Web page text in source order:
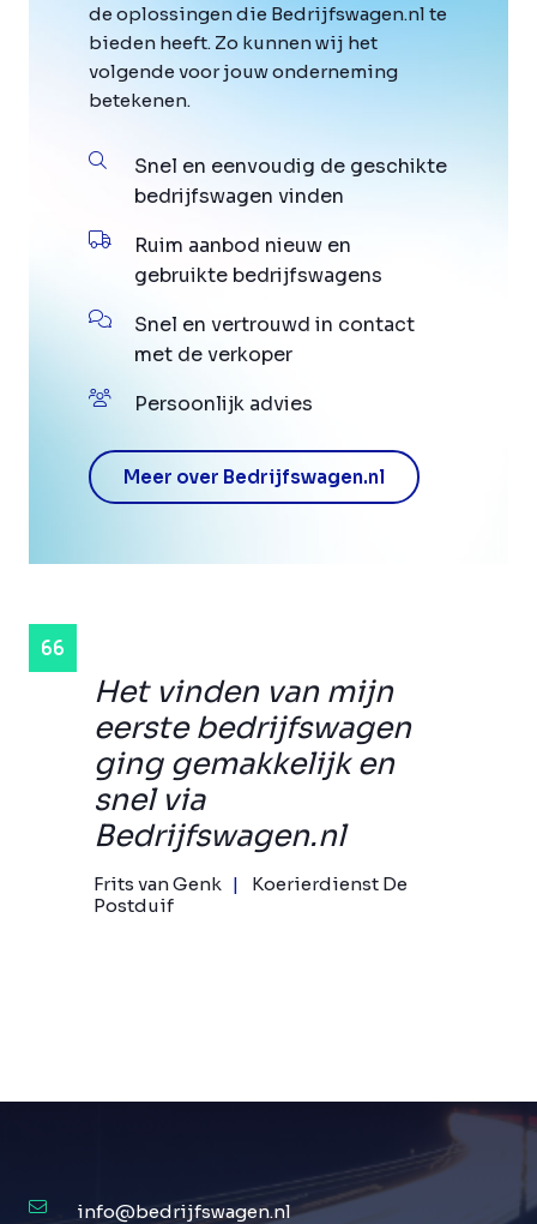
Het vinden van mijn
eerste bedrijfswagen
ging gemakkelijk en
snel via
Bedrijfswagen.nl
Frits van Genk
Koerierdienst De
Postduif
de oplossingen die Bedrijfswagen.nl te
bieden heeft. Zo kunnen wij het
volgende voor jouw onderneming
betekenen.
Snel en eenvoudig de geschikte
bedrijfswagen vinden
Ruim aanbod nieuw en
gebruikte bedrijfswagens
Snel en vertrouwd in contact
met de verkoper
Persoonlijk advies
Meer over Bedrijfswagen.nl
info@bedrijfswagen.nl